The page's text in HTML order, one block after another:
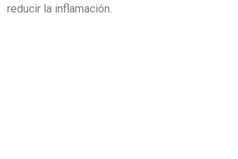
reducir la inflamación.